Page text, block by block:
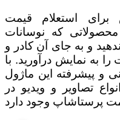
برای استعلام قیمت
که نوسانات
و به جای آن کادر و
به نمایش درآورید. با
و پیشرفته این ماژول
تصاویر و ویدیو در